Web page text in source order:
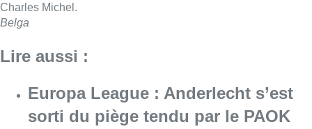
Charles Michel.
Belga
Lire aussi :
Europa League : Anderlecht s’est
sorti du piège tendu par le PAOK